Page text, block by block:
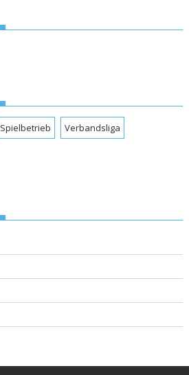
Spielbetrieb Verbandsliga